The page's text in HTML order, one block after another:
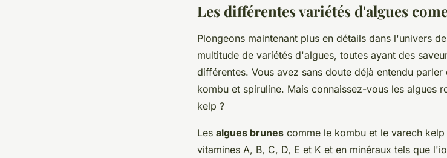
Les différentes variétés d'algues
Plongeons maintenant plus en détails dans l'univers
multitude de variétés d'algues, toutes ayant des
différentes. Vous avez sans doute déjà entendu
kombu et spiruline. Mais connaissez-vous les algues
kelp ?
Les algues brunes comme le kombu et le varech
vitamines A, B, C, D, E et K et en minéraux tels que